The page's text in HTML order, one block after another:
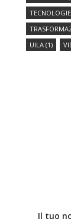
TECNOLOGIE
UILA (1)
Il tuo